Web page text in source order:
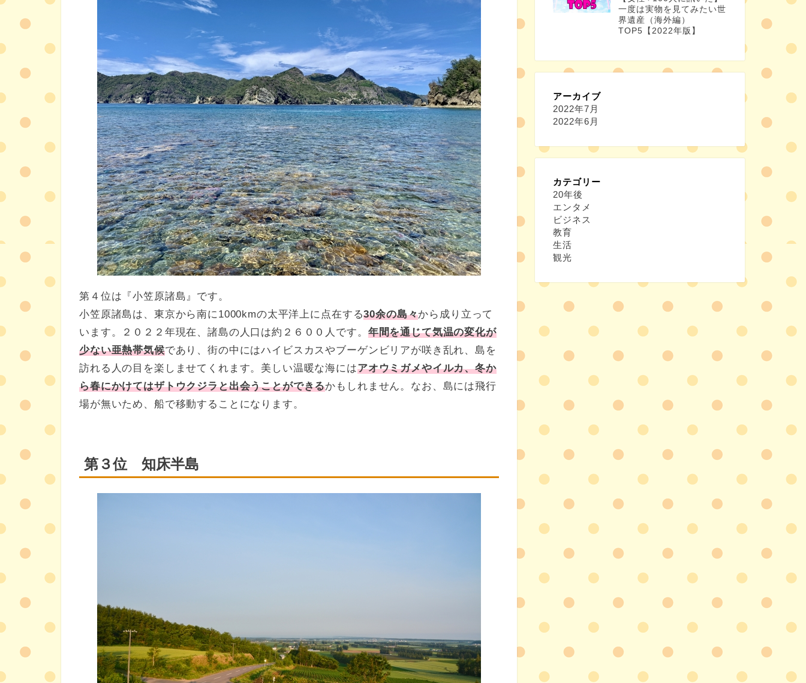
第４位は『小笠原諸島』です。
小笠原諸島は、東京から南に1000kmの太平洋上に点在する30余の島々から成り立って
います。２０２２年現在、諸島の人口は約２６００人です。 年間を通じて気温の変化が
少ない亜熱帯気候であり、街の中にはハイビスカスやブーゲンビリアが咲き乱れ、島を
訪れる人の目を楽しませてくれます。美しい温暖な海にはアオウミガメやイルカ、冬か
ら春にかけてはザトウクジラと出会うことができるかもしれません。なお、島には飛行
場が無いため、船で移動することになります。
第３位 知床半島
一度は実物を見てみたい世
界遺産（海外編）
TOP5【2022年版】
アーカイブ
2022年7月
2022年6月
カテゴリー
20年後
エンタメ
ビジネス
教育
生活
観光